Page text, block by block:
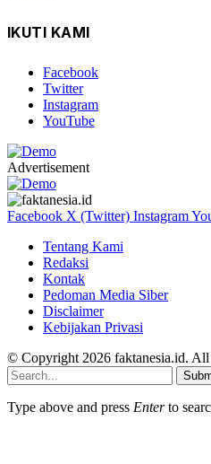
IKUTI KAMI
Facebook
Twitter
Instagram
YouTube
Advertisement
Facebook X (Twitter) Instagram
Tentang Kami
Redaksi
Kontak
Pedoman Media Siber
Disclaimer
Kebijakan Privasi
© Copyright 2026 faktanesia.id. All
Type above and press Enterto